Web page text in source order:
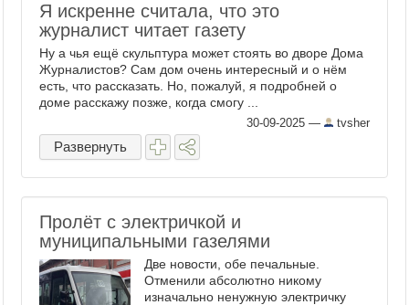
Я искренне считала, что это
журналист читает газету
Ну а чья ещё скульптура может стоять во дворе Дома
Журналистов? Сам дом очень интересный и о нём
есть, что рассказать. Но, пожалуй, я подробней о
доме расскажу позже, когда смогу ...
30-09-2025 — tvsher
Развернуть
Пролёт с электричкой и
муниципальными газелями
Две новости, обе печальные.
Отменили абсолютно никому
изначально ненужную электричку